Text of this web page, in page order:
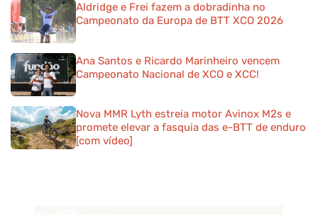
Aldridge e Frei fazem a dobradinha no
Campeonato da Europa de BTT XCO 2026
Ana Santos e Ricardo Marinheiro vencem
Campeonato Nacional de XCO e XCC!
Nova MMR Lyth estreia motor Avinox M2s e
promete elevar a fasquia das e-BTT de enduro
[com vídeo]